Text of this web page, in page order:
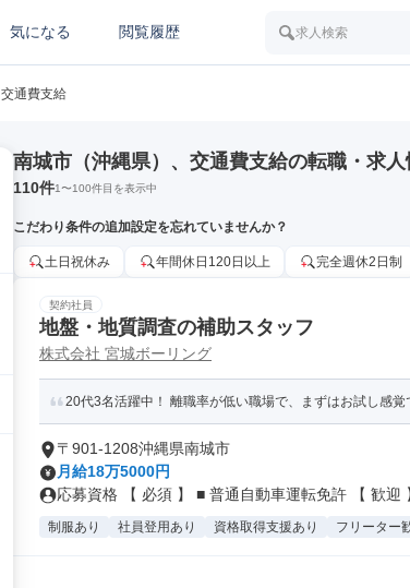
気になる 閲覧履歴 求人検索
交通費支給
南城市（沖縄県）、交通費支給の転職・求人
110件1〜100件目を表示中
こだわり条件の追加設定を忘れていませんか？
土日祝休み 年間休日120日以上 完全週休2日制
契約社員
地盤・地質調査の補助スタッフ
株式会社 宮城ボーリング
20代3名活躍中！ 離職率が低い職場で、まずはお試し感覚
〒901-1208沖縄県南城市
月給18万5000円
応募資格 【 必須 】 ■ 普通自動車運転免許 【 歓迎
制服あり 社員登用あり 資格取得支援あり フリーター